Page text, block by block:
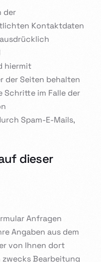
der
Kontaktdaten
hiermit
der Seiten behalten
im Falle der
Spam-E-Mails,
dieser
Anfragen
Angaben aus dem
von Ihnen dort
Bearbeitung